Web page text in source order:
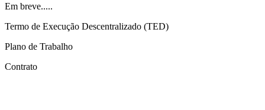
Em breve.....
Termo de Execução Descentralizado (TED)
Plano de Trabalho
Contrato